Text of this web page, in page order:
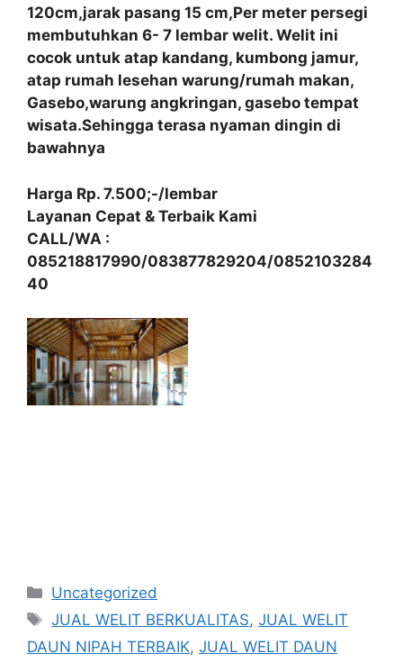
120cm,jarak pasang 15 cm,Per meter persegi
membutuhkan 6- 7 lembar welit. Welit ini
cocok untuk atap kandang, kumbong jamur,
atap rumah lesehan warung/rumah makan,
Gasebo,warung angkringan, gasebo tempat
wisata.Sehingga terasa nyaman dingin di
bawahnya
Harga Rp. 7.500;-/lembar
Layanan Cepat & Terbaik Kami
CALL/WA :
085218817990/083877829204/0852103284
40
Kategori
Uncategorized
Tag
JUAL WELIT BERKUALITAS,JUAL WELIT
DAUN NIPAH TERBAIK, JUAL WELIT DAUN